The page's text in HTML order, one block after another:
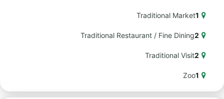
1
Traditional Market
2
Traditional Restaurant / Fine Dining
2
Traditional Visit
1
Zoo